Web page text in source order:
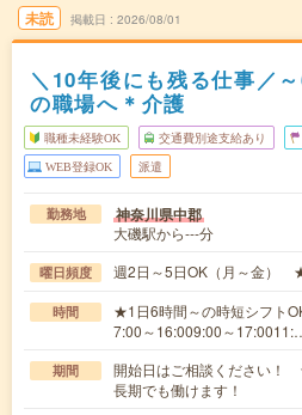
未読 掲載日 2026/08/01
＼10年後にも残る仕事／
の職場へ＊介護
職種未経験OK 交通費別途支給あり
WEB登録OK 派遣
勤務地 神奈川県中郡
大磯駅から---分
曜日頻度 週2日～5日OK（月～金）
時間
★1日6時間～の時短シフト
7:00～16:009:00～
期間
開始日はご相談ください
長期でも働けます！